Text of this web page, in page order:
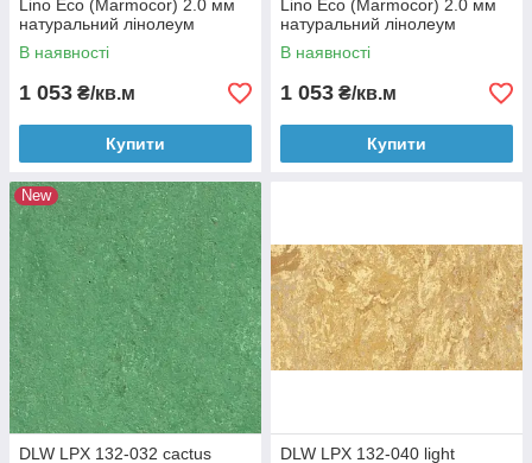
Lino Eco (Marmocor) 2.0 мм
натуральний лінолеум
В наявності
1 053 ₴/кв.м
Купити
Lino Eco (Marmocor) 2.0 мм
натуральний лінолеум
В наявності
1 053 ₴/кв.м
Купити
New
DLW LPX 132-032 cactus DLW LPX 132-040 light